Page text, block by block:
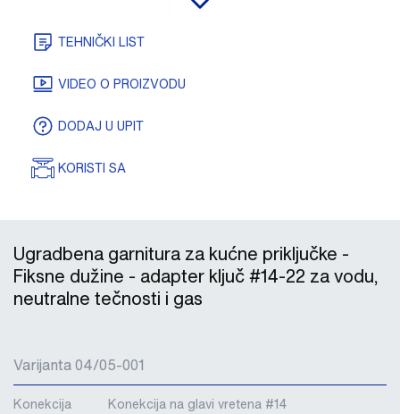
TEHNIČKI LIST
VIDEO O PROIZVODU
DODAJ U UPIT
KORISTI SA
Ugradbena garnitura za kućne priključke -
Fiksne dužine - adapter ključ #14-22 za vodu,
neutralne tečnosti i gas
Varijanta 04/05-001
Konekcija
Konekcija na glavi vretena #14